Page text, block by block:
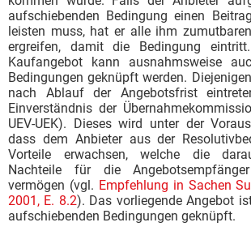
aufschiebenden Bedingung einen
leisten muss, hat er alle ihm
ergreifen, damit die Bedingung
Kaufangebot kann ausnahmsweise
Bedingungen geknüpft werden.
nach Ablauf der Angebotsfrist
Einverständnis der
UEV-UEK). Dieses wird unter der
dass dem Anbieter aus der
Vorteile erwachsen, welche die
Nachteile für die
vermögen (vgl. Empfehlung in Sachen
2001, E. 8.2). Das vorliegende Angebot
aufschiebenden Bedingungen geknüpft.